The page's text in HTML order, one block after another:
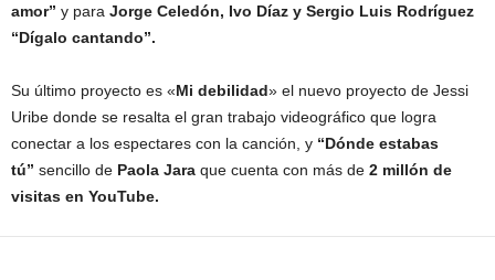
amor” y para Jorge Celedón, Ivo Díaz y Sergio Luis Rodríguez
“Dígalo cantando”.
Su último proyecto es «Mi debilidad» el nuevo proyecto de Jessi
Uribe donde se resalta el gran trabajo videográfico que logra
conectar a los espectares con la canción, y “Dónde estabas
tú” sencillo de Paola Jara que cuenta con más de 2 millón de
visitas en YouTube.